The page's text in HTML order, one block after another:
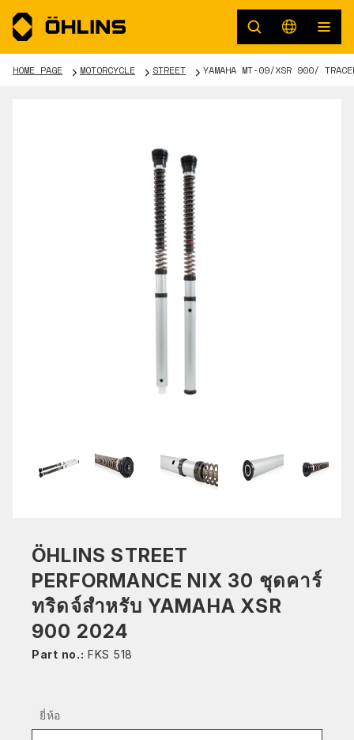
HOME PAGE MOTORCYCLE STREET YAMAHA MT-09/XSR 900/
ÖHLINS STREET
PERFORMANCE NIX 30 ชุดคาร์
ทริดจ์สำหรับ YAMAHA XSR
900 2024
Part no.: FKS 518
ยี่ห้อ